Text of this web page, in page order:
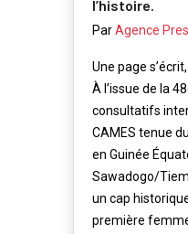
l’histoire.
ParAgence
Une page
À l’issue de la
consultatifs
CAMES tenue
en Guinée
Sawadogo/
un cap
première